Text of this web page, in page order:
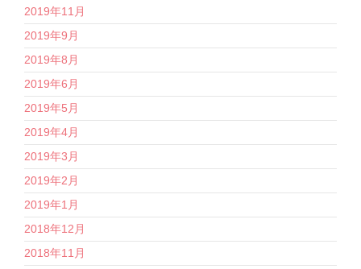
2019年11月
2019年9月
2019年8月
2019年6月
2019年5月
2019年4月
2019年3月
2019年2月
2019年1月
2018年12月
2018年11月